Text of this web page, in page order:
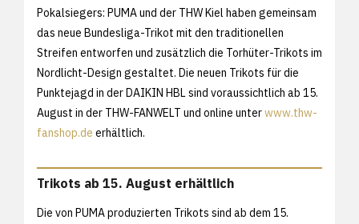
Pokalsiegers: PUMA und der THW Kiel haben gemeinsam
das neue Bundesliga-Trikot mit den traditionellen
Streifen entworfen und zusätzlich die Torhüter-Trikots im
Nordlicht-Design gestaltet. Die neuen Trikots für die
Punktejagd in der DAIKIN HBL sind voraussichtlich ab 15.
August in der THW-FANWELT und online unterwww.thw-
fanshop.de erhältlich.
Trikots ab 15. August erhältlich
Die von PUMA produzierten Trikots sind ab dem 15.